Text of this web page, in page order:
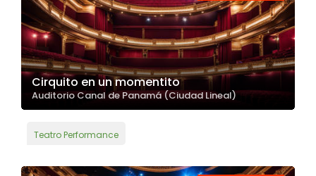
Cirquito en un momentito
Auditorio Canal de Panamá (Ciudad Lineal)
Teatro Performance